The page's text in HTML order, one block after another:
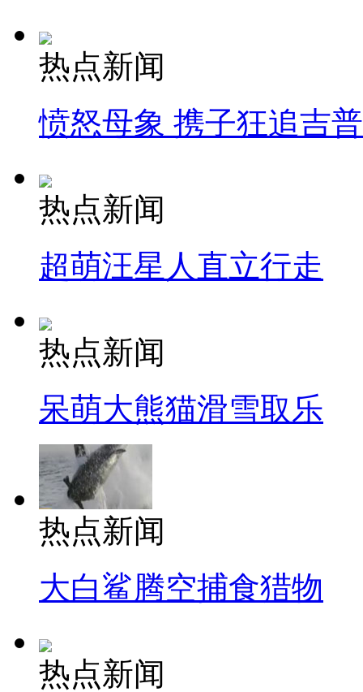
热点新闻
愤怒母象 携子狂追吉
热点新闻
超萌汪星人直立行走
热点新闻
呆萌大熊猫滑雪取乐
热点新闻
大白鲨腾空捕食猎物
热点新闻